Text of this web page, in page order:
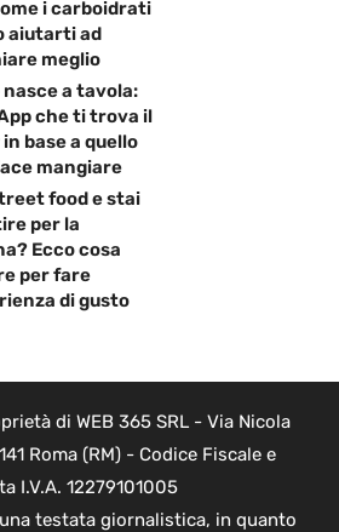
i carboidrati
aiutarti ad
meglio
nasce a tavola:
che ti trova il
base a quello
mangiare
food e stai
per la
Ecco cosa
per fare
di gusto
di WEB 365 SRL - Via Nicola
Roma (RM) - Codice Fiscale e
I.V.A. 12279101005
testata giornalistica, in quanto